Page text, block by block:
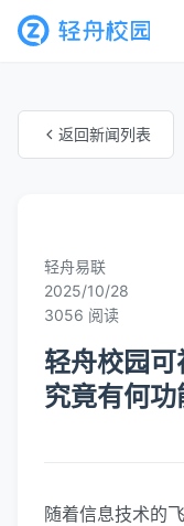
返回新闻列表
轻舟易联
2025/10/28
3056 阅读
轻舟校园可
究竟有何功
随着信息技术的